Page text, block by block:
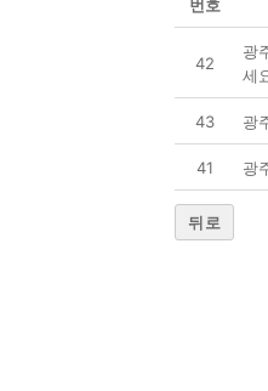
번호
42
광
세
43 광
41 광
뒤로